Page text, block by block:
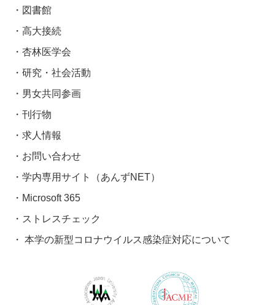
図書館
高大接続
杏林医学会
研究・社会活動
男女共同参画
刊行物
求人情報
お問い合わせ
学内専用サイト（あんずNET）
Microsoft 365
ストレスチェック
本学の新型コロナウイルス感染症対応について